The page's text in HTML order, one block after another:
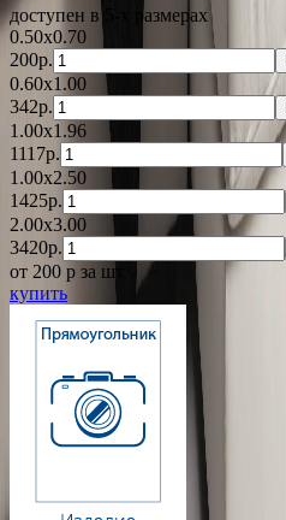
доступен в 5-x размерах
0.50x0.70
200р.
0.60x1.00
342р.
1.00x1.96
1117р.
1.00x2.50
1425р.
2.00x3.00
3420р.
от 200 p за шт.
купить